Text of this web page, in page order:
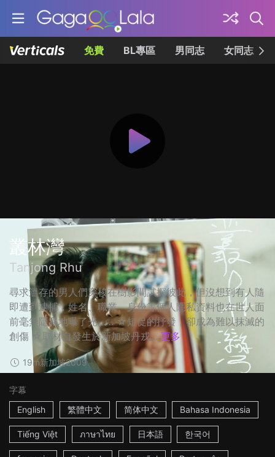
免費 BL專區 男同志 女同志
叢林灣
Tanjong Rhu
尋求溫存的男人們穿梭在樹影間試探彼此，但沒想到有人隨
即遭到逮捕，姓名、職業、身份等個人隱私資料也在世人面
前毫無隱私地曝了光…… ☆短促的抒發，卻成為難以抹滅的
創傷 ☆取材自發生於新加坡丹戎... 更多
19m新加坡2009
字幕
English
繁體中文 简体中文 Bahasa Indonesia
Tiếng Việt ภาษาไทย 日本語 한국어